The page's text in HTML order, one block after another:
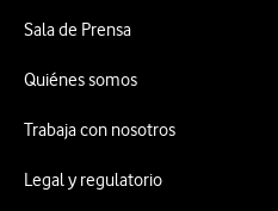
Sala de Prensa
Quiénes somos
Trabaja con nosotros
Legal y regulatorio